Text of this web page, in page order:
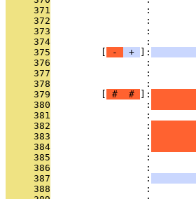
     371
:
     372
:
     373
:
     374
:
     375
- + ]:
     376
:
     377
:
     378
:
     379
# # ]:
     380
                 :
     381
:
     382
                 :
     383
                 :
     384
                 :
     385
:
     386
:
     387
                 :
     388
: